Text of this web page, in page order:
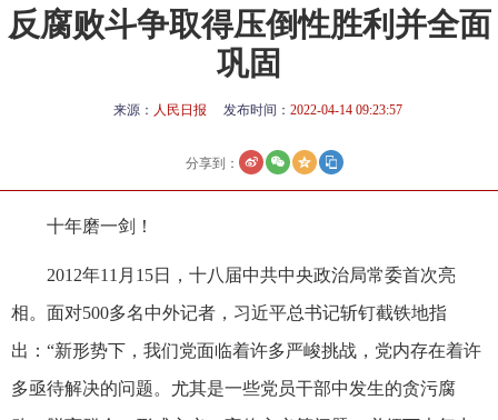
反腐败斗争取得压倒性胜利并全面
巩固
来源： 人民日报 发布时间： 2022-04-14 09:23:57
分享到：
十年磨一剑！
2012年11月15日，十八届中共中央政治局常委首次亮
相。面对500多名中外记者，习近平总书记斩钉截铁地指
出：“新形势下，我们党面临着许多严峻挑战，党内存在着许
多亟待解决的问题。尤其是一些党员干部中发生的贪污腐